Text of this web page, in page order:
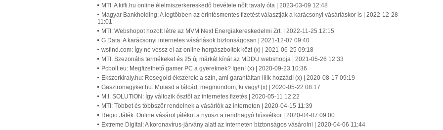
MTI: A kifli.hu online élelmiszerkereskedő bevétele nőtt tavaly óta | 2023-03-09 12:48
Magyar Bankholding: A legtöbben az érintésmentes fizetést választják a karácsonyi vásárláskor is | 2022-12-28
11:01
MTI: Webshopot hozott létre az MVM Next Energiakereskedelmi Zrt. | 2022-11-25 12:15
G Data: A karácsonyi internetes vásárlások biztonságosan | 2021-12-07 09:40
wsfind.com: Így ne vessz el az online horgászboltok közt (x) | 2021-06-25 09:18
MTI: Szezonális termékeket és 25 új márkát kínál az MDDÜ webshopja | 2021-05-26 12:33
Pcbolt.eu: Megfizethető gamer PC a gyereknek? Igen! (x) | 2020-09-23 10:36
Ekszerkiraly.hu: Rosegold ékszerek: a szín, ami garantáltan illik hozzád! (x) | 2020-08-17 09:19
Gasztronagyker.hu: Mutasd a tálcád, megmondom, ki vagy! (x) | 2020-05-22 08:17
M.I. SOLUTION: Így változik ősztől az internetes fizetés | 2020-05-11 12:22
MTI: Többet és többször rendelnek a vásárlók az interneten | 2020-04-15 11:39
Regio Játék: Online vásárol játékot a nyuszi a rendhagyó húsvétkor | 2020-04-07 09:00
Extreme Digital: A koronavírus-járvány alatt az interneten biztonságos vásárolni | 2020-04-06 11:44